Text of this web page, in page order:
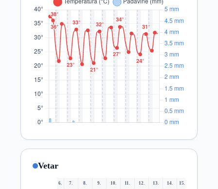
Vetar
6. 7. 8. 9. 10. 11. 12. 13. 14. 15.